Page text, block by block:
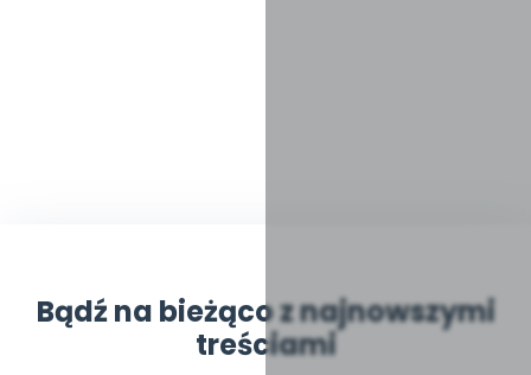
Bądź na bieżąco z najnowszymi
treściami